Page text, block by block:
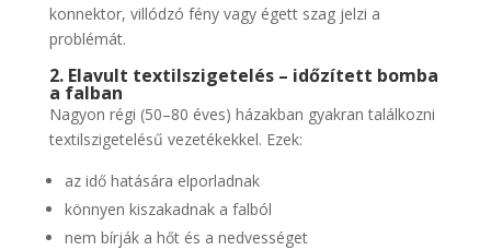
konnektor, villódzó fény vagy égett szag jelzi a
problémát.
2. Elavult textilszigetelés – időzített bomba
a falban
Nagyon régi (50–80 éves) házakban gyakran találkozni
textilszigetelésű vezetékekkel. Ezek:
az idő hatására elporladnak
könnyen kiszakadnak a falból
nem bírják a hőt és a nedvességet